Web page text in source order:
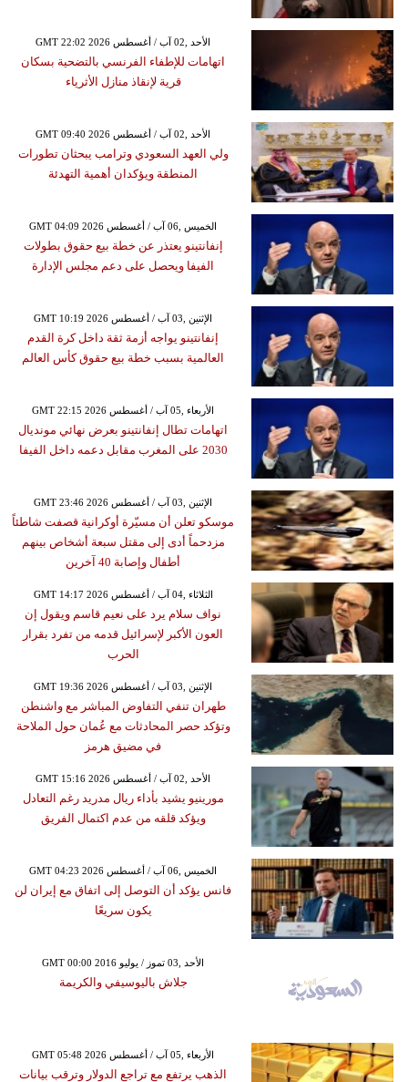
GMT 22:02 2026 الأحد ,02 آب / أغسطس
اتهامات للإطفاء الفرنسي بالتضحية بسكان
قرية لإنقاذ منازل الأثرياء
GMT 09:40 2026 الأحد ,02 آب / أغسطس
ولي العهد السعودي وترامب يبحثان تطورات
المنطقة ويؤكدان أهمية التهدئة
GMT 04:09 2026 الخميس ,06 آب / أغسطس
إنفانتينو يعتذر عن خطة بيع حقوق بطولات
الفيفا ويحصل على دعم مجلس الإدارة
GMT 10:19 2026 الإثنين ,03 آب / أغسطس
إنفانتينو يواجه أزمة ثقة داخل كرة القدم
العالمية بسبب خطة بيع حقوق كأس العالم
GMT 22:15 2026 الأربعاء ,05 آب / أغسطس
اتهامات تطال إنفانتينو بعرض نهائي مونديال
2030 على المغرب مقابل دعمه داخل الفيفا
GMT 23:46 2026 الإثنين ,03 آب / أغسطس
موسكو تعلن أن مسيّرة أوكرانية قصفت شاطئاً
مزدحماً أدى إلى مقتل سبعة أشخاص بينهم
أطفال وإصابة 40 آخرين
GMT 14:17 2026 الثلاثاء ,04 آب / أغسطس
نواف سلام يرد على نعيم قاسم ويقول إن
العون الأكبر لإسرائيل قدمه من تفرد بقرار
الحرب
GMT 19:36 2026 الإثنين ,03 آب / أغسطس
طهران تنفي التفاوض المباشر مع واشنطن
وتؤكد حصر المحادثات مع عُمان حول الملاحة
في مضيق هرمز
GMT 15:16 2026 الأحد ,02 آب / أغسطس
مورينيو يشيد بأداء ريال مدريد رغم التعادل
ويؤكد قلقه من عدم اكتمال الفريق
GMT 04:23 2026 الخميس ,06 آب / أغسطس
فانس يؤكد أن التوصل إلى اتفاق مع إيران لن
يكون سريعًا
GMT 00:00 2016 الأحد ,03 تموز / يوليو
جلاش باليوسيفي والكريمة
GMT 05:48 2026 الأربعاء ,05 آب / أغسطس
الذهب يرتفع مع تراجع الدولار وترقب بيانات